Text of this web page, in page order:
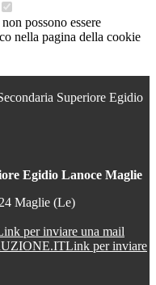
possono essere
nella pagina della cookie
Superiore Egidio
Egidio Lanoce Maglie
Maglie (Le)
per inviare una mail
Link per inviare